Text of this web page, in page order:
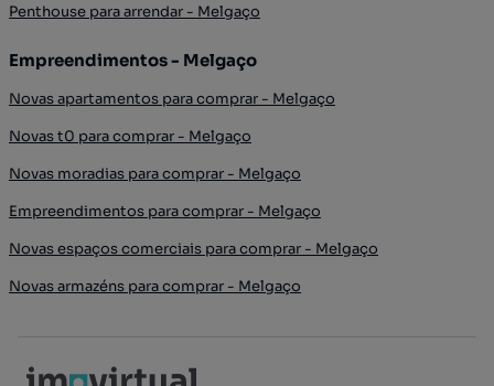
Penthouse para arrendar - Melgaço
Empreendimentos - Melgaço
Novas apartamentos para comprar - Melgaço
Novas t0 para comprar - Melgaço
Novas moradias para comprar - Melgaço
Empreendimentos para comprar - Melgaço
Novas espaços comerciais para comprar - Melgaço
Novas armazéns para comprar - Melgaço